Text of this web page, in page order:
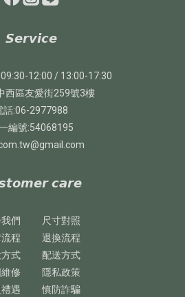
𝙎𝙚𝙧𝙫𝙞𝙘𝙚
12:00 / 13:00-17:30
西區友愛街259號3樓
話:06-2977988
編號:54068195
𝙘𝙖𝙧𝙚
們
尺寸對照
程
退換流程
式
配送方式
修
隱私政策
遇
慎防詐騙